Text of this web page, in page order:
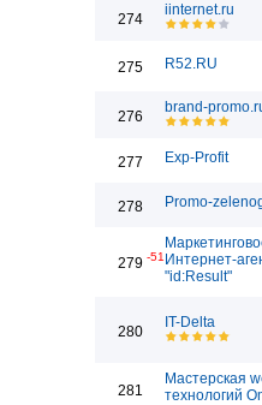
274
iinternet.ru
275 R52.RU
276
brand-
277 Exp-Profit
278 Promo-
279 -51 Интернет-
"id:Result"
280
IT-Delta
281
Мастерская
технологий